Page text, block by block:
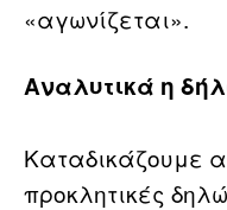
«αγωνίζεται».
Αναλυτικά η
Καταδικάζουμε
προκλητικές